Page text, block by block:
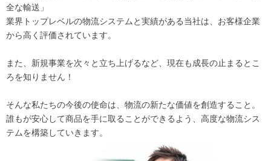
全な輸送」
業界トップレベルの物流システムと実績がある当社は、お客様企業
から高く評価されています。
また、新規事業を次々と立ち上げるなど、現在も成長の止まるとこ
ろを知りません！
そんな私たちの今後の使命は、物流の新たな価値を創造すること。
誰もが安心して商品を手に取ることができるよう、高度な物流シス
テムを構築していきます。